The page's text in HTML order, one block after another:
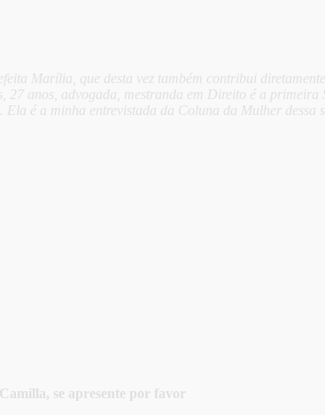
Marília, que desta vez também contribui
27 anos, advogada, mestranda em Direito é a
é a minha entrevistada da Coluna da Mulher dessa
Camilla, se apresente por favor